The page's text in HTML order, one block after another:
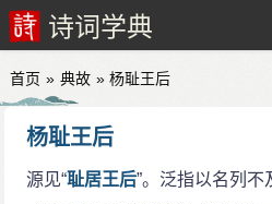
诗词学典
首页 » 典故 » 杨耻王后
杨耻王后
源见“耻居王后”。泛指以名列